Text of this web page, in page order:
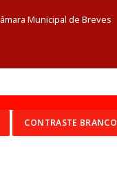
Municipal de Breves
CONTRASTE BRANCO